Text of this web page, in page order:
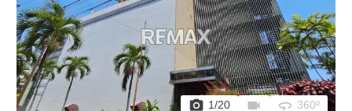
photo_camera 1/20 videocam 360 360º